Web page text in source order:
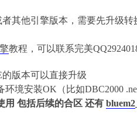
者其他引擎版本，需要先升级转
教程，可以联系完美
版本可以直接升级
境安装OK（比如DBC2000
用 包括后续的合区 还有 bluem2